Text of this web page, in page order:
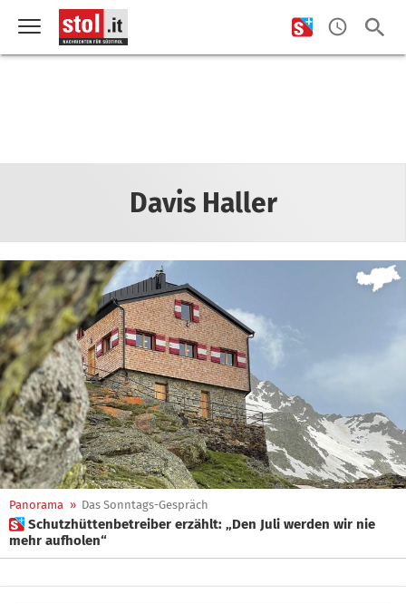
Davis Haller
Panorama » Das Sonntags-Gespräch
 Schutzhüttenbetreiber erzählt: „Den Juli werden wir nie
mehr aufholen“